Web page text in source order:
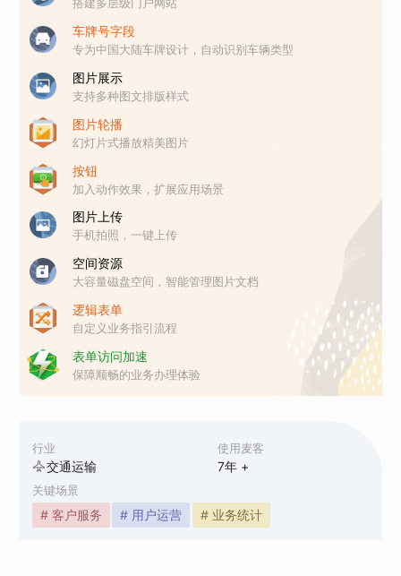
行业
交通运输
使用麦客
7年 +
关键场景
# 客户服务 # 用户运营 # 业务统计
车牌号字段
专为中国大陆车牌设计，自动识别车辆类型
图片展示
支持多种图文排版样式
图片轮播
幻灯片式播放精美图片
按钮
加入动作效果，扩展应用场景
图片上传
手机拍照，一键上传
空间资源
大容量磁盘空间，智能管理图片文档
逻辑表单
自定义业务指引流程
表单访问加速
保障顺畅的业务办理体验